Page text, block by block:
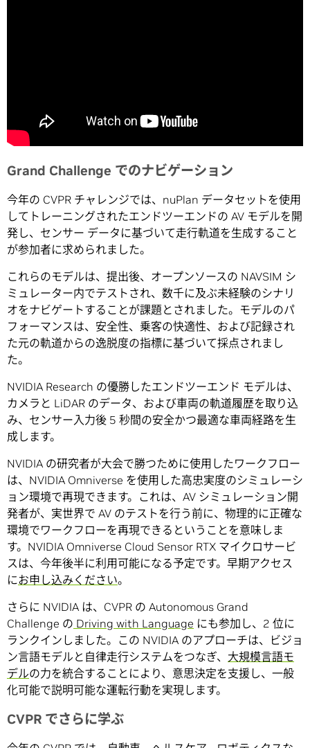
Grand Challenge でのナビゲーション
今年の CVPR チャレンジでは、nuPlan データセットを使用
してトレーニングされたエンドツーエンドの AV モデルを開
発し、センサー データに基づいて走行軌道を生成すること
が参加者に求められました。
これらのモデルは、提出後、オープンソースの NAVSIM シ
ミュレーター内でテストされ、数千に及ぶ未経験のシナリ
オをナビゲートすることが課題とされました。モデルのパ
フォーマンスは、安全性、乗客の快適性、および記録され
た元の軌道からの逸脱度の指標に基づいて採点されまし
た。
NVIDIA Research の優勝したエンドツーエンド モデルは、
カメラと LiDAR のデータ、および車両の軌道履歴を取り込
み、センサー入力後 5 秒間の安全かつ最適な車両経路を生
成します。
NVIDIA の研究者が大会で勝つために使用したワークフロー
は、NVIDIA Omniverse を使用した高忠実度のシミュレーシ
ョン環境で再現できます。これは、AV シミュレーション開
発者が、実世界で AV のテストを行う前に、物理的に正確な
環境でワークフローを再現できるということを意味しま
す。NVIDIA Omniverse Cloud Sensor RTX マイクロサービ
スは、今年後半に利用可能になる予定です。早期アクセス
にお申し込みください。
さらに NVIDIA は、CVPR の Autonomous Grand
Challenge の Driving with Language にも参加し、2 位に
ランクインしました。この NVIDIA のアプローチは、ビジョ
ン言語モデルと自律走行システムをつなぎ、 大規模言語モ
デルの力を統合することにより、意思決定を支援し、一般
化可能で説明可能な運転行動を実現します。
CVPR でさらに学ぶ